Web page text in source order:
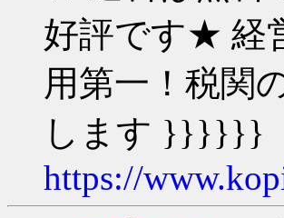
好評です★ 経
用第一！税関
します }}}}}}
https://